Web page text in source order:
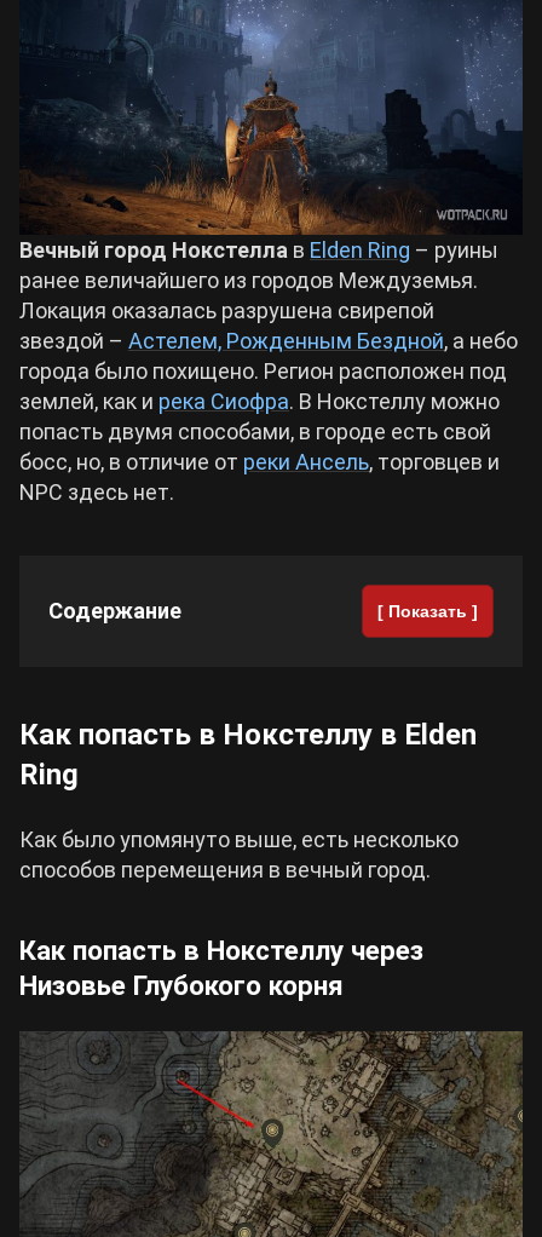
Crimson Desert
Zenless Zone Zero
Kingdom Come: Deliverance 2
Path of Exile 2
Wuthering Waves
Roblox
Билды Arknights: Endfield
Билды Wuthering Waves
Билды Cyberpunk 2077
Билды Path of Exile 2
Вечный город Нокстелла в Elden Ring – руины
ранее величайшего из городов Междуземья.
Локация оказалась разрушена свирепой
звездой – Астелем, Рожденным Бездной, а небо
города было похищено. Регион расположен под
землей, как и река Сиофра. В Нокстеллу можно
попасть двумя способами, в городе есть свой
босс, но, в отличие от реки Ансель, торговцев и
NPC здесь нет.
Содержание [ Показать ]
Как попасть в Нокстеллу в Elden
Ring
Как было упомянуто выше, есть несколько
способов перемещения в вечный город.
Как попасть в Нокстеллу через
Низовье Глубокого корня